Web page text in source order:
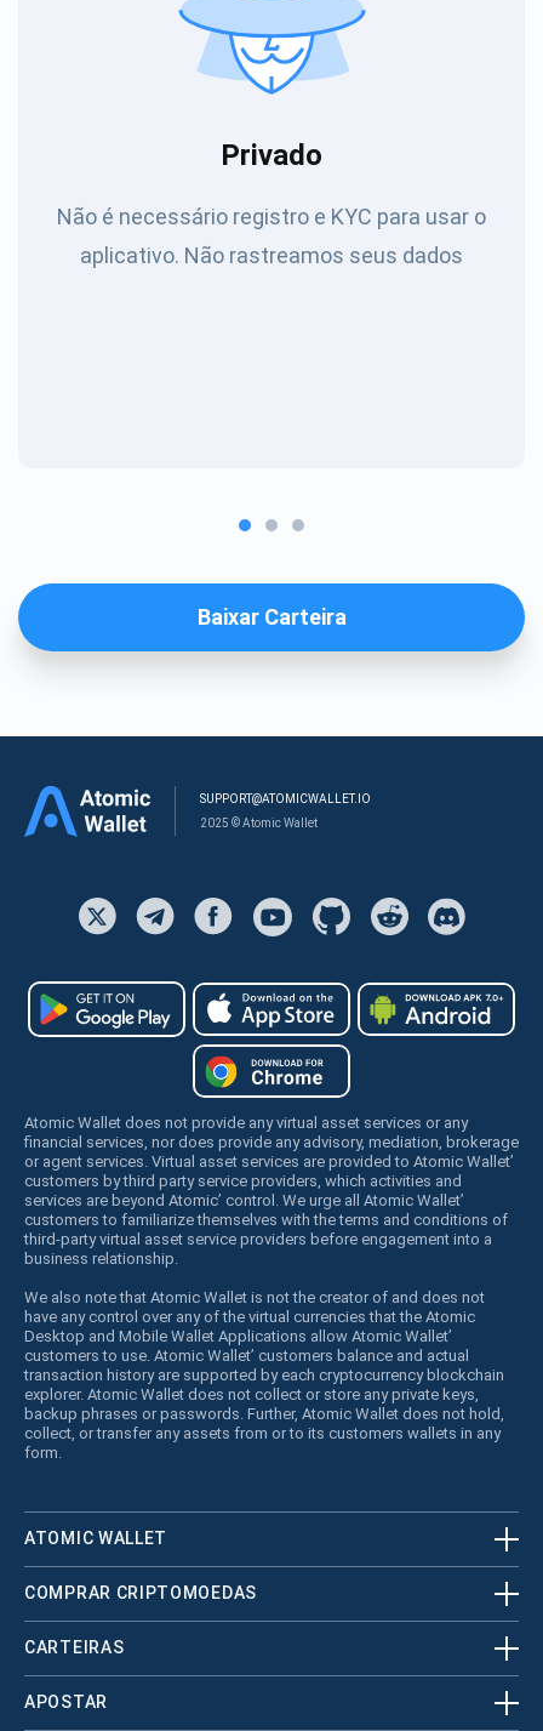
Privado
Não é necessário registro e KYC para usar o
aplicativo. Não rastreamos seus dados
Baixar Carteira
SUPPORT@ATOMICWALLET.IO
2025 © Atomic Wallet
Atomic Wallet does not provide any virtual asset services or any
financial services, nor does provide any advisory, mediation, brokerage
or agent services. Virtual asset services are provided to Atomic Wallet’
customers by third party service providers, which activities and
services are beyond Atomic’ control. We urge all Atomic Wallet’
customers to familiarize themselves with the terms and conditions of
third-party virtual asset service providers before engagement into a
business relationship.
We also note that Atomic Wallet is not the creator of and does not
have any control over any of the virtual currencies that the Atomic
Desktop and Mobile Wallet Applications allow Atomic Wallet’
customers to use. Atomic Wallet’ customers balance and actual
transaction history are supported by each cryptocurrency blockchain
explorer. Atomic Wallet does not collect or store any private keys,
backup phrases or passwords. Further, Atomic Wallet does not hold,
collect, or transfer any assets from or to its customers wallets in any
form.
ATOMIC WALLET
COMPRAR CRIPTOMOEDAS
CARTEIRAS
APOSTAR